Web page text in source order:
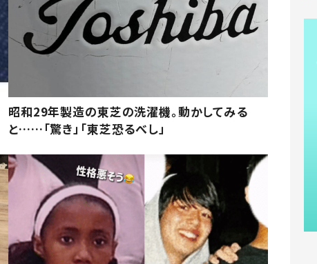
昭和29年製造の東芝の洗濯機。動かしてみる
と……「驚き」「東芝恐るべし」